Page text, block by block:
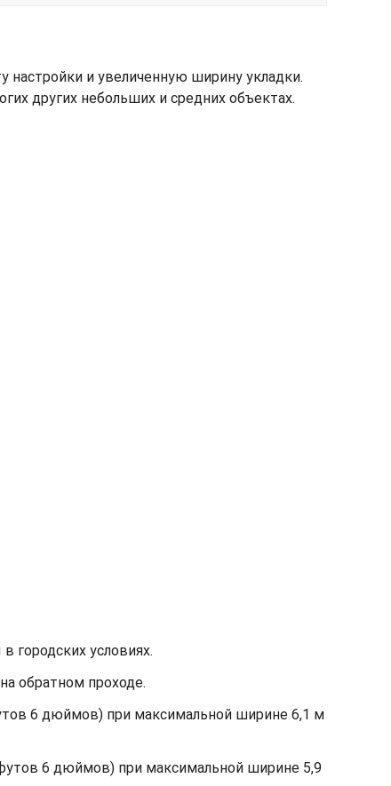
настройки и увеличенную ширину укладки.
других небольших и средних объектах.
городских условиях.
обратном проходе.
6 дюймов) при максимальной ширине 6,1 м
6 дюймов) при максимальной ширине 5,9